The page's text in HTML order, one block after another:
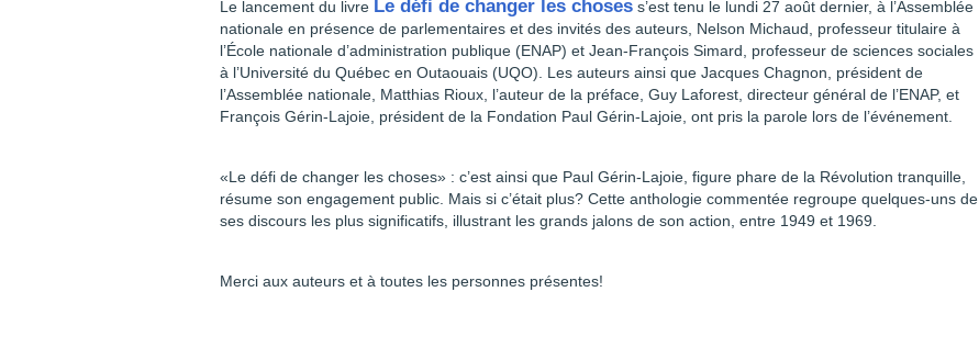
Le lancement du livre Le défi de changer les choses s’est tenu le lundi 27 août dernier, à l’Assemblée
nationale en présence de parlementaires et des invités des auteurs, Nelson Michaud, professeur titulaire à
l’École nationale d’administration publique (ENAP) et Jean-François Simard, professeur de sciences sociales
à l’Université du Québec en Outaouais (UQO). Les auteurs ainsi que Jacques Chagnon, président de
l’Assemblée nationale, Matthias Rioux, l’auteur de la préface, Guy Laforest, directeur général de l’ENAP, et
François Gérin-Lajoie, président de la Fondation Paul Gérin-Lajoie, ont pris la parole lors de l’événement.
«Le défi de changer les choses» : c’est ainsi que Paul Gérin-Lajoie, figure phare de la Révolution tranquille,
résume son engagement public. Mais si c’était plus? Cette anthologie commentée regroupe quelques-uns de
ses discours les plus significatifs, illustrant les grands jalons de son action, entre 1949 et 1969.
Merci aux auteurs et à toutes les personnes présentes!